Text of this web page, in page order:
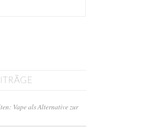
Vape als Alternative zur